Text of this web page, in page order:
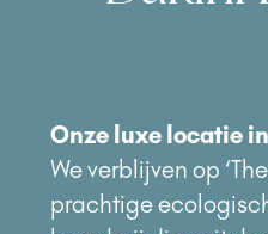
Onze luxe locatie
We verblijven op
prachtige